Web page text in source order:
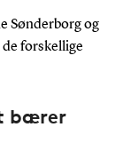
Sønderborg og
forskellige
bærer